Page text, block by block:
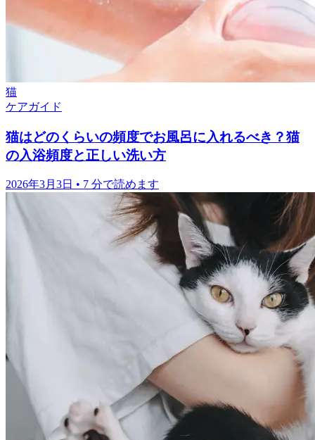
猫
ケアガイド
猫はどのくらいの頻度でお風呂に入れるべき？猫
の入浴頻度と正しい洗い方
2026年3月3日 • 7 分で読めます